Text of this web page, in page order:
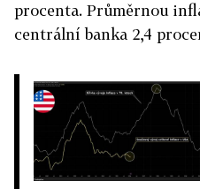
procenta. Průměrnou
centrální banka 2,4